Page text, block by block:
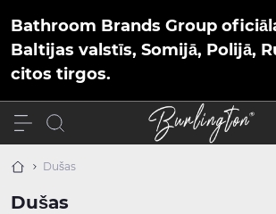
Bathroom Brands Group
Baltijas valstīs, Somijā, Polijā,
citos tirgos.
Dušas
Dušas